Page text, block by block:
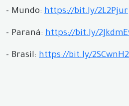
- Mundo: https://bit.ly/2L2Pjur
- Paraná: https://bit.ly/
- Brasil: https://bit.ly/2SCwnH2